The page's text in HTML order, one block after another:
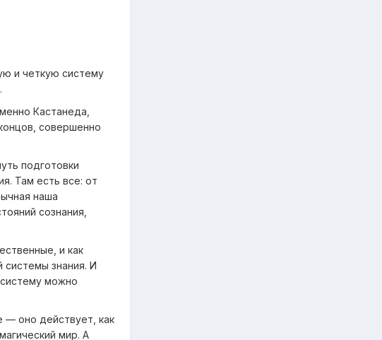
и четкую систему
Кастанеда,
совершенно
подготовки
Там есть все: от
наша
сознания,
и как
знания. И
можно
— оно действует, как
мир. А